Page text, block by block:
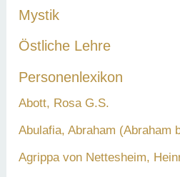
Mystik
Östliche Lehre
Personenlexikon
Abott, Rosa G.S.
Abulafia, Abraham (Abraham
Agrippa von Nettesheim,